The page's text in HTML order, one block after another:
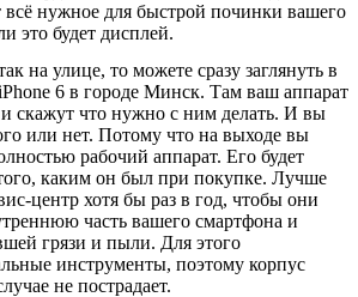
ТОСТЕРОВ
БРИТВ И
УВЛАЖНИТЕЛЕЙ
ВЕНТИЛЯТОРОВ
ДОМАШНИХ
ПРОФЕССИОНАЛЬНЫХ
СИСТЕМ
ПРИНТЕРОВ ШТРИХ-
ИГРОВЫХ
APPLE
всё нужное для быстрой починки вашего
это будет дисплей.
на улице, то можете сразу заглянуть в
6 в городе Минск. Там ваш аппарат
и скажут что нужно с ним делать. И вы
или нет. Потому что на выходе вы
рабочий аппарат. Его будет
каким он был при покупке. Лучше
центр хотя бы раз в год, чтобы они
часть вашего смартфона и
грязи и пыли. Для этого
инструменты, поэтому корпус
не пострадает.